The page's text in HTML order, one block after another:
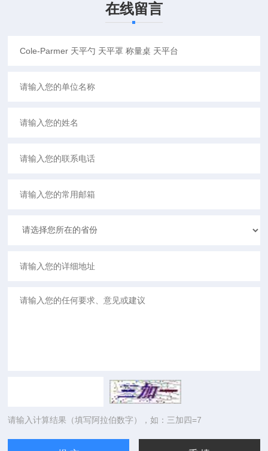
在线留言
请输入计算结果（填写阿拉伯数字），如：三加四=7